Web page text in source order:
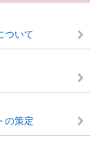
ついて
の策定